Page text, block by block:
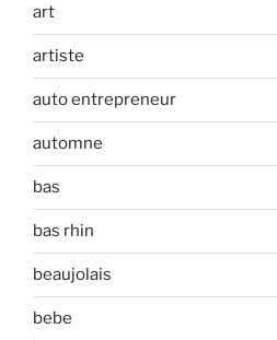
art
artiste
auto entrepreneur
automne
bas
bas rhin
beaujolais
bebe